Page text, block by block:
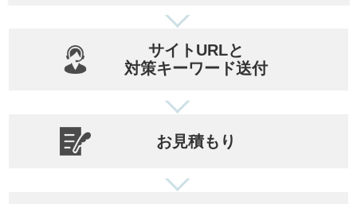
サイトURLと
対策キーワード送付
お見積もり